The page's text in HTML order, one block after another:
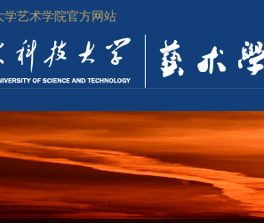
艺术学院官方网站